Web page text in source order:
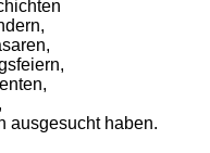
ausgesucht haben.